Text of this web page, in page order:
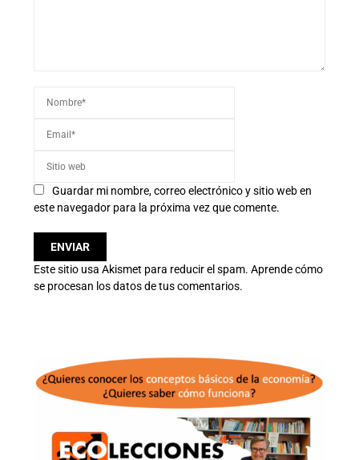
Guardar mi nombre, correo electrónico y sitio web en
este navegador para la próxima vez que comente.
Este sitio usa Akismet para reducir el spam. Aprende cómo
se procesan los datos de tus comentarios.